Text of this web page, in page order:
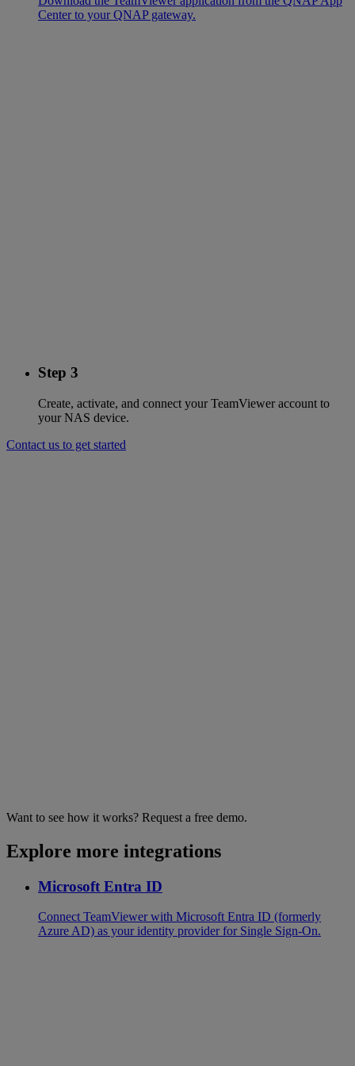
Center to your QNAP gateway.
Step 3
Create, activate, and connect your TeamViewer account to
your NAS device.
Contact us to get started
Want to see how it works? Request a free demo.
Explore more integrations
Microsoft Entra ID
Connect TeamViewer with Microsoft Entra ID (formerly
Azure AD) as your identity provider for Single Sign-On.